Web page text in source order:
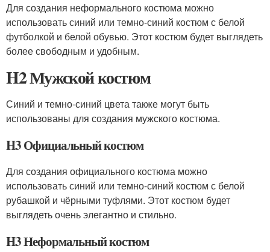
Для создания неформального костюма можно
использовать синий или темно-синий костюм с белой
футболкой и белой обувью. Этот костюм будет выглядеть
более свободным и удобным.
H2 Мужской костюм
Синий и темно-синий цвета также могут быть
использованы для создания мужского костюма.
H3 Официальный костюм
Для создания официального костюма можно
использовать синий или темно-синий костюм с белой
рубашкой и чёрными туфлями. Этот костюм будет
выглядеть очень элегантно и стильно.
H3 Неформальный костюм